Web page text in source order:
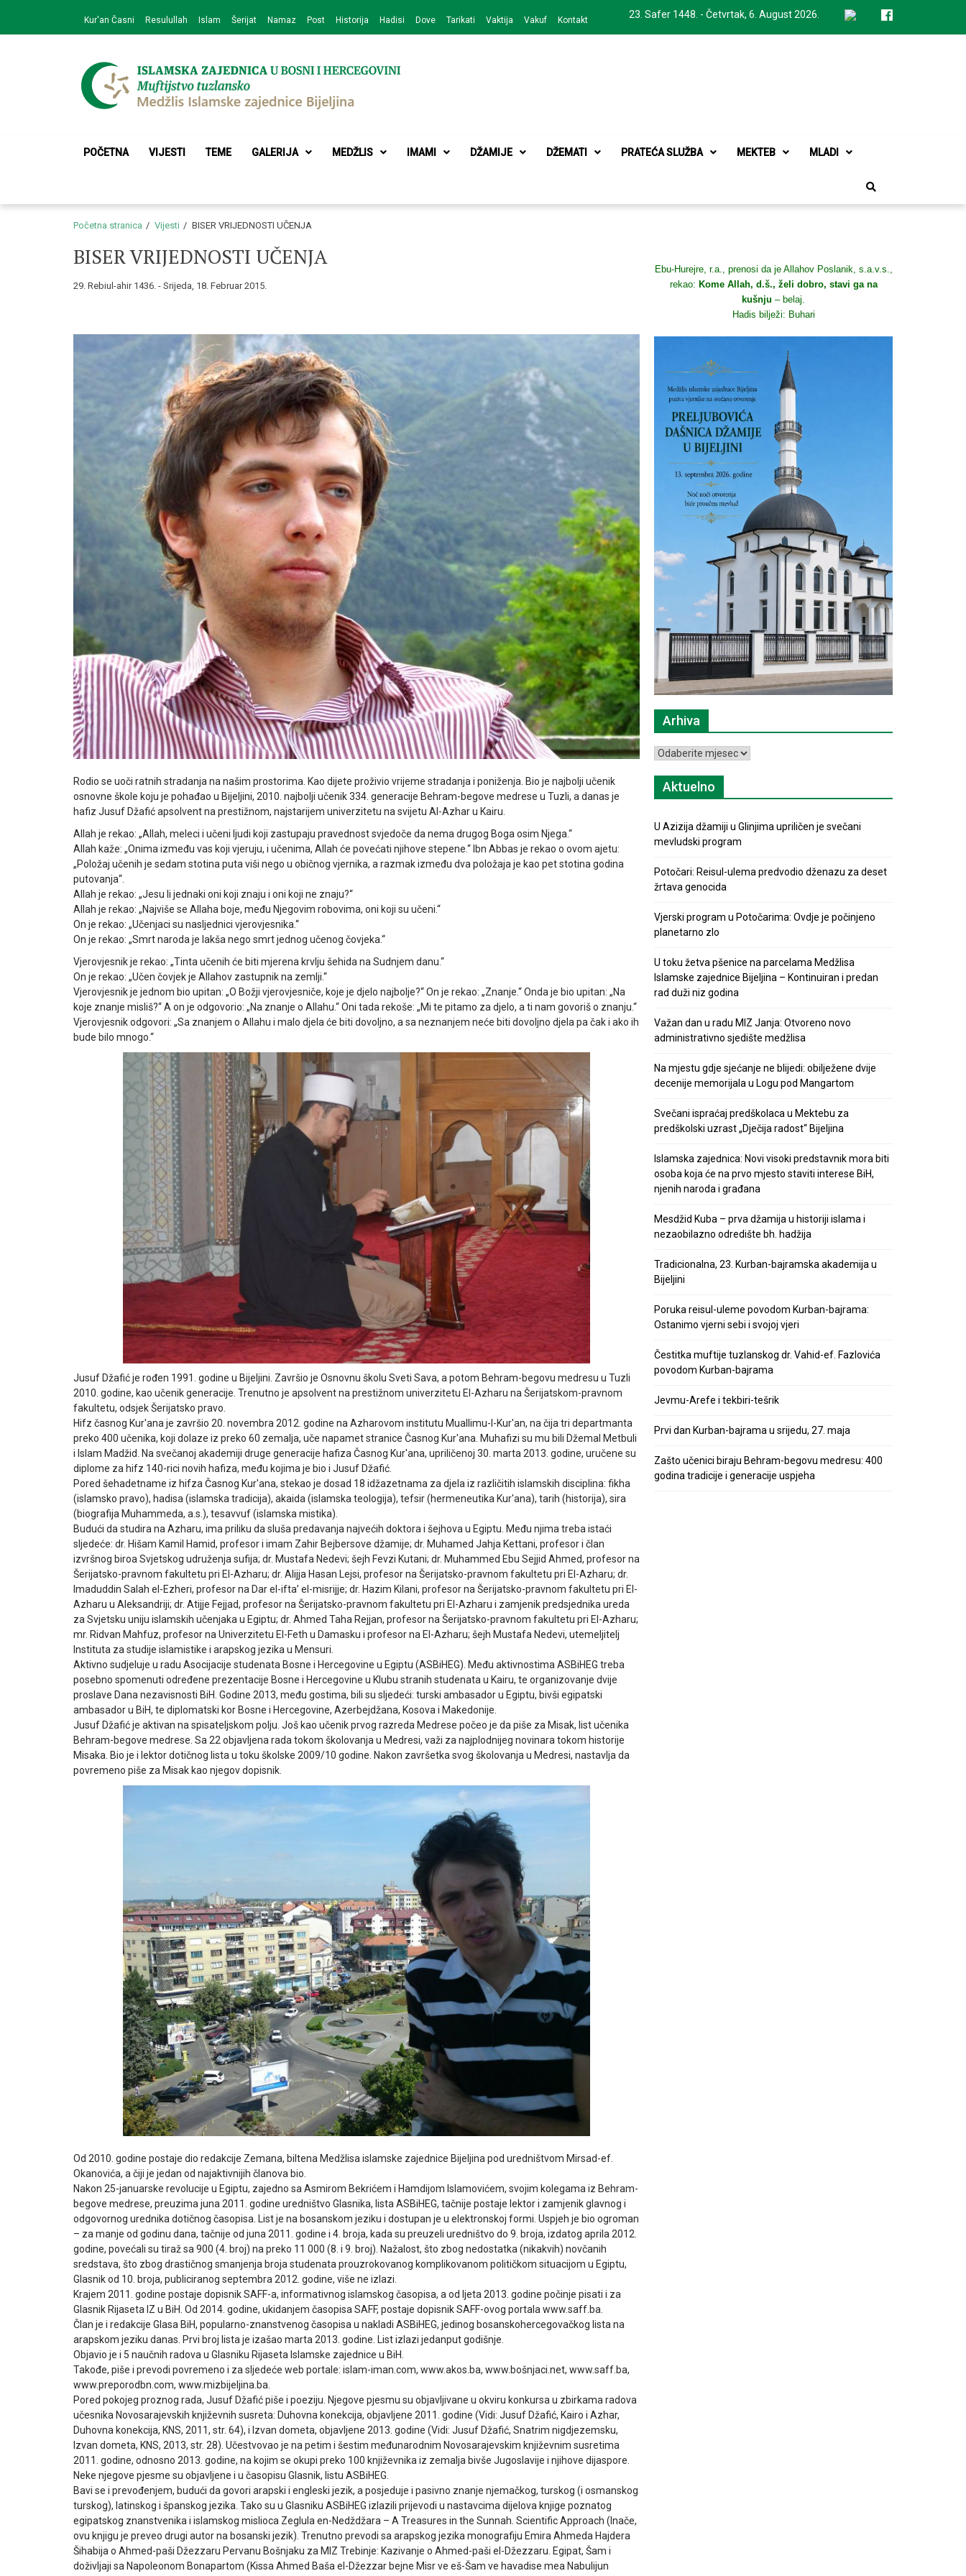
navigation
content
23. Safer 1448. - Četvrtak, 6. August 2026.
Kur'an Časni Resulullah Islam Šerijat Namaz Post Historija Hadisi Dove Tarikati Vaktija Vakuf Kontakt
Medžlis Islamske zajednice Bijeljina
POČETNA VIJESTI TEME GALERIJA MEDŽLIS IMAMI DŽAMIJE DŽEMATI PRATEĆA SLUŽBA MEKTEB MLADI
Početna stranica Vijesti BISER VRIJEDNOSTI UČENJA
BISER VRIJEDNOSTI UČENJA
29. Rebiul-ahir 1436. - Srijeda, 18. Februar 2015.
Rodio se uoči ratnih stradanja na našim prostorima. Kao dijete proživio vrijeme stradanja i poniženja. Bio je najbolji učenik
osnovne škole koju je pohađao u Bijeljini, 2010. najbolji učenik 334. generacije Behram-begove medrese u Tuzli, a danas je
hafiz Jusuf Džafić apsolvent na prestižnom, najstarijem univerzitetu na svijetu Al-Azhar u Kairu.
Allah je rekao: „Allah, meleci i učeni ljudi koji zastupaju pravednost svjedoče da nema drugog Boga osim Njega.“
Allah kaže: „Onima između vas koji vjeruju, i učenima, Allah će povećati njihove stepene.“ Ibn Abbas je rekao o ovom ajetu:
„Položaj učenih je sedam stotina puta viši nego u običnog vjernika, a razmak između dva položaja je kao pet stotina godina
putovanja“.
Allah je rekao: „Jesu li jednaki oni koji znaju i oni koji ne znaju?“
Allah je rekao: „Najviše se Allaha boje, među Njegovim robovima, oni koji su učeni.“
On je rekao: „Učenjaci su nasljednici vjerovjesnika.“
On je rekao: „Smrt naroda je lakša nego smrt jednog učenog čovjeka.“
Vjerovjesnik je rekao: „Tinta učenih će biti mjerena krvlju šehida na Sudnjem danu.“
On je rekao: „Učen čovjek je Allahov zastupnik na zemlji.“
Vjerovjesnik je jednom bio upitan: „O Božji vjerovjesniče, koje je djelo najbolje?“ On je rekao: „Znanje.“ Onda je bio upitan: „Na
koje znanje misliš?“ A on je odgovorio: „Na znanje o Allahu.“ Oni tada rekoše: „Mi te pitamo za djelo, a ti nam govoriš o znanju.“
Vjerovjesnik odgovori: „Sa znanjem o Allahu i malo djela će biti dovoljno, a sa neznanjem neće biti dovoljno djela pa čak i ako ih
bude bilo mnogo.“
Jusuf Džafić je rođen 1991. godine u Bijeljini. Završio je Osnovnu školu Sveti Sava, a potom Behram-begovu medresu u Tuzli
2010. godine, kao učenik generacije. Trenutno je apsolvent na prestižnom univerzitetu El-Azharu na Šerijatskom-pravnom
fakultetu, odsjek Šerijatsko pravo.
Hifz časnog Kur'ana je završio 20. novembra 2012. godine na Azharovom institutu Muallimu-l-Kur'an, na čija tri departmanta
preko 400 učenika, koji dolaze iz preko 60 zemalja, uče napamet stranice Časnog Kur'ana. Muhafizi su mu bili Džemal Metbuli
i Islam Madžid. Na svečanoj akademiji druge generacije hafiza Časnog Kur'ana, upriličenoj 30. marta 2013. godine, uručene su
diplome za hifz 140-rici novih hafiza, među kojima je bio i Jusuf Džafić.
Pored šehadetname iz hifza Časnog Kur'ana, stekao je dosad 18 idžazetnama za djela iz različitih islamskih disciplina: fikha
(islamsko pravo), hadisa (islamska tradicija), akaida (islamska teologija), tefsir (hermeneutika Kur'ana), tarih (historija), sira
(biografija Muhammeda, a.s.), tesavvuf (islamska mistika).
Budući da studira na Azharu, ima priliku da sluša predavanja najvećih doktora i šejhova u Egiptu. Među njima treba istaći
sljedeće: dr. Hišam Kamil Hamid, profesor i imam Zahir Bejbersove džamije; dr. Muhamed Jahja Kettani, profesor i član
izvršnog biroa Svjetskog udruženja sufija; dr. Mustafa Nedevi; šejh Fevzi Kutani; dr. Muhammed Ebu Sejjid Ahmed, profesor na
Šerijatsko-pravnom fakultetu pri El-Azharu; dr. Alijja Hasan Lejsi, profesor na Šerijatsko-pravnom fakultetu pri El-Azharu; dr.
Imaduddin Salah el-Ezheri, profesor na Dar el-ifta’ el-misrijje; dr. Hazim Kilani, profesor na Šerijatsko-pravnom fakultetu pri El-
Azharu u Aleksandriji; dr. Atijje Fejjad, profesor na Šerijatsko-pravnom fakultetu pri El-Azharu i zamjenik predsjednika ureda
za Svjetsku uniju islamskih učenjaka u Egiptu; dr. Ahmed Taha Rejjan, profesor na Šerijatsko-pravnom fakultetu pri El-Azharu;
mr. Ridvan Mahfuz, profesor na Univerzitetu El-Feth u Damasku i profesor na El-Azharu; šejh Mustafa Nedevi, utemeljitelj
Instituta za studije islamistike i arapskog jezika u Mensuri.
Aktivno sudjeluje u radu Asocijacije studenata Bosne i Hercegovine u Egiptu (ASBiHEG). Među aktivnostima ASBiHEG treba
posebno spomenuti određene prezentacije Bosne i Hercegovine u Klubu stranih studenata u Kairu, te organizovanje dvije
proslave Dana nezavisnosti BiH. Godine 2013, među gostima, bili su sljedeći: turski ambasador u Egiptu, bivši egipatski
ambasador u BiH, te diplomatski kor Bosne i Hercegovine, Azerbejdžana, Kosova i Makedonije.
Jusuf Džafić je aktivan na spisateljskom polju. Još kao učenik prvog razreda Medrese počeo je da piše za Misak, list učenika
Behram-begove medrese. Sa 22 objavljena rada tokom školovanja u Medresi, važi za najplodnijeg novinara tokom historije
Misaka. Bio je i lektor dotičnog lista u toku školske 2009/10 godine. Nakon završetka svog školovanja u Medresi, nastavlja da
povremeno piše za Misak kao njegov dopisnik.
Od 2010. godine postaje dio redakcije Zemana, biltena Medžlisa islamske zajednice Bijeljina pod uredništvom Mirsad-ef.
Okanovića, a čiji je jedan od najaktivnijih članova bio.
Nakon 25-januarske revolucije u Egiptu, zajedno sa Asmirom Bekrićem i Hamdijom Islamovićem, svojim kolegama iz Behram-
begove medrese, preuzima juna 2011. godine uredništvo Glasnika, lista ASBiHEG, tačnije postaje lektor i zamjenik glavnog i
odgovornog urednika dotičnog časopisa. List je na bosanskom jeziku i dostupan je u elektronskoj formi. Uspjeh je bio ogroman
– za manje od godinu dana, tačnije od juna 2011. godine i 4. broja, kada su preuzeli uredništvo do 9. broja, izdatog aprila 2012.
godine, povećali su tiraž sa 900 (4. broj) na preko 11 000 (8. i 9. broj). Nažalost, što zbog nedostatka (nikakvih) novčanih
sredstava, što zbog drastičnog smanjenja broja studenata prouzrokovanog komplikovanom političkom situacijom u Egiptu,
Glasnik od 10. broja, publiciranog septembra 2012. godine, više ne izlazi.
Krajem 2011. godine postaje dopisnik SAFF-a, informativnog islamskog časopisa, a od ljeta 2013. godine počinje pisati i za
Glasnik Rijaseta IZ u BiH. Od 2014. godine, ukidanjem časopisa SAFF, postaje dopisnik SAFF-ovog portala www.saff.ba.
Član je i redakcije Glasa BiH, popularno-znanstvenog časopisa u nakladi ASBiHEG, jedinog bosanskohercegovačkog lista na
arapskom jeziku danas. Prvi broj lista je izašao marta 2013. godine. List izlazi jedanput godišnje.
Objavio je i 5 naučnih radova u Glasniku Rijaseta Islamske zajednice u BiH.
Takođe, piše i prevodi povremeno i za sljedeće web portale: islam-iman.com, www.akos.ba, www.bošnjaci.net, www.saff.ba,
www.preporodbn.com, www.mizbijeljina.ba.
Pored pokojeg proznog rada, Jusuf Džafić piše i poeziju. Njegove pjesmu su objavljivane u okviru konkursa u zbirkama radova
učesnika Novosarajevskih književnih susreta: Duhovna konekcija, objavljene 2011. godine (Vidi: Jusuf Džafić, Kairo i Azhar,
Duhovna konekcija, KNS, 2011, str. 64), i Izvan dometa, objavljene 2013. godine (Vidi: Jusuf Džafić, Snatrim nigdjezemsku,
Izvan dometa, KNS, 2013, str. 28). Učestvovao je na petim i šestim međunarodnim Novosarajevskim književnim susretima
2011. godine, odnosno 2013. godine, na kojim se okupi preko 100 književnika iz zemalja bivše Jugoslavije i njihove dijaspore.
Neke njegove pjesme su objavljene i u časopisu Glasnik, listu ASBiHEG.
Bavi se i prevođenjem, budući da govori arapski i engleski jezik, a posjeduje i pasivno znanje njemačkog, turskog (i osmanskog
turskog), latinskog i španskog jezika. Tako su u Glasniku ASBiHEG izlazili prijevodi u nastavcima dijelova knjige poznatog
egipatskog znanstvenika i islamskog mislioca Zeglula en-Nedždžara – A Treasures in the Sunnah. Scientific Approach (Inače,
ovu knjigu je preveo drugi autor na bosanski jezik). Trenutno prevodi sa arapskog jezika monografiju Emira Ahmeda Hajdera
Šihabija o Ahmed-paši Džezzaru Pervanu Bošnjaku za MIZ Trebinje: Kazivanje o Ahmed-paši el-Džezzaru. Egipat, Šam i
doživljaji sa Napoleonom Bonapartom (Kissa Ahmed Baša el-Džezzar bejne Misr ve eš-Šam ve havadise mea Nabulijun
Ebu-Hurejre, r.a., prenosi da je Allahov Poslanik, s.a.v.s.,
rekao: Kome Allah, d.š., želi dobro, stavi ga na
kušnju – belaj.
Hadis bilježi: Buhari
Arhiva
Arhiva
Aktuelno
U Azizija džamiji u Glinjima upriličen je svečani
mevludski program
Potočari: Reisul-ulema predvodio dženazu za deset
žrtava genocida
Vjerski program u Potočarima: Ovdje je počinjeno
planetarno zlo
U toku žetva pšenice na parcelama Medžlisa
Islamske zajednice Bijeljina – Kontinuiran i predan
rad duži niz godina
Važan dan u radu MIZ Janja: Otvoreno novo
administrativno sjedište medžlisa
Na mjestu gdje sjećanje ne blijedi: obilježene dvije
decenije memorijala u Logu pod Mangartom
Svečani ispraćaj predškolaca u Mektebu za
predškolski uzrast „Dječija radost“ Bijeljina
Islamska zajednica: Novi visoki predstavnik mora biti
osoba koja će na prvo mjesto staviti interese BiH,
njenih naroda i građana
Mesdžid Kuba – prva džamija u historiji islama i
nezaobilazno odredište bh. hadžija
Tradicionalna, 23. Kurban-bajramska akademija u
Bijeljini
Poruka reisul-uleme povodom Kurban-bajrama:
Ostanimo vjerni sebi i svojoj vjeri
Čestitka muftije tuzlanskog dr. Vahid-ef. Fazlovića
povodom Kurban-bajrama
Jevmu-Arefe i tekbiri-tešrik
Prvi dan Kurban-bajrama u srijedu, 27. maja
Zašto učenici biraju Behram-begovu medresu: 400
godina tradicije i generacije uspjeha